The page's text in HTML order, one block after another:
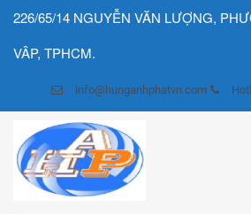
226/65/14 NGUYỄN VĂN LƯỢNG,
VÂP, TPHCM.
info@hunganhphatvn.com